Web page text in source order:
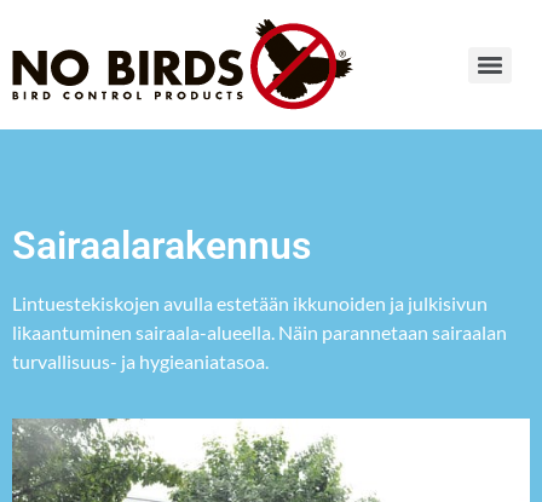
Sairaalarakennus
Lintuestekiskojen avulla estetään ikkunoiden ja julkisivun
likaantuminen sairaala-alueella. Näin parannetaan sairaalan
turvallisuus- ja hygieaniatasoa.